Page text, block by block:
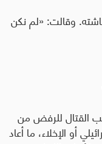
. وقالت: «لم نكن
القتال للرفض من
أو الإخلاء، ما أعاد